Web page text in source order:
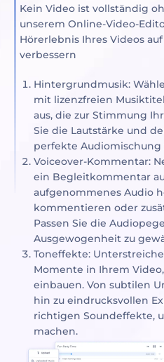
Kein Video ist vollständig
unserem Online-Video-
Hörerlebnis Ihres Videos
verbessern
Hintergrundmusik:
mit lizenzfreien
aus, die zur Stimmung
Sie die Lautstärke und
perfekte Audiomischung
Voiceover-Kommentar:
ein Begleitkommentar
aufgenommenes Audio
kommentieren oder
Passen Sie die
Ausgewogenheit zu
Toneffekte:
Momente in Ihrem
einbauen. Von subtilen
hin zu eindrucksvollen
richtigen Soundeffekte,
machen.